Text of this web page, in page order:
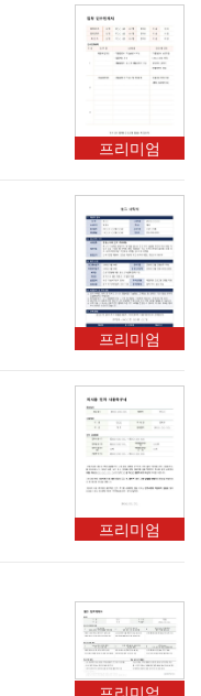
프리미엄
프리미엄
프리미엄
프리미엄